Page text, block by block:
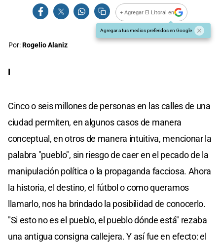
+ Agregar El Litoral en
Agregar a tus medios preferidos en Google
Por:Rogelio Alaniz
I
Cinco o seis millones de personas en las calles de una
ciudad permiten, en algunos casos de manera
conceptual, en otros de manera intuitiva, mencionar la
palabra "pueblo", sin riesgo de caer en el pecado de la
manipulación política o la propaganda facciosa. Ahora
la historia, el destino, el fútbol o como queramos
llamarlo, nos ha brindado la posibilidad de conocerlo.
"Si esto no es el pueblo, el pueblo dónde está" rezaba
una antigua consigna callejera. Y así fue en efecto: el